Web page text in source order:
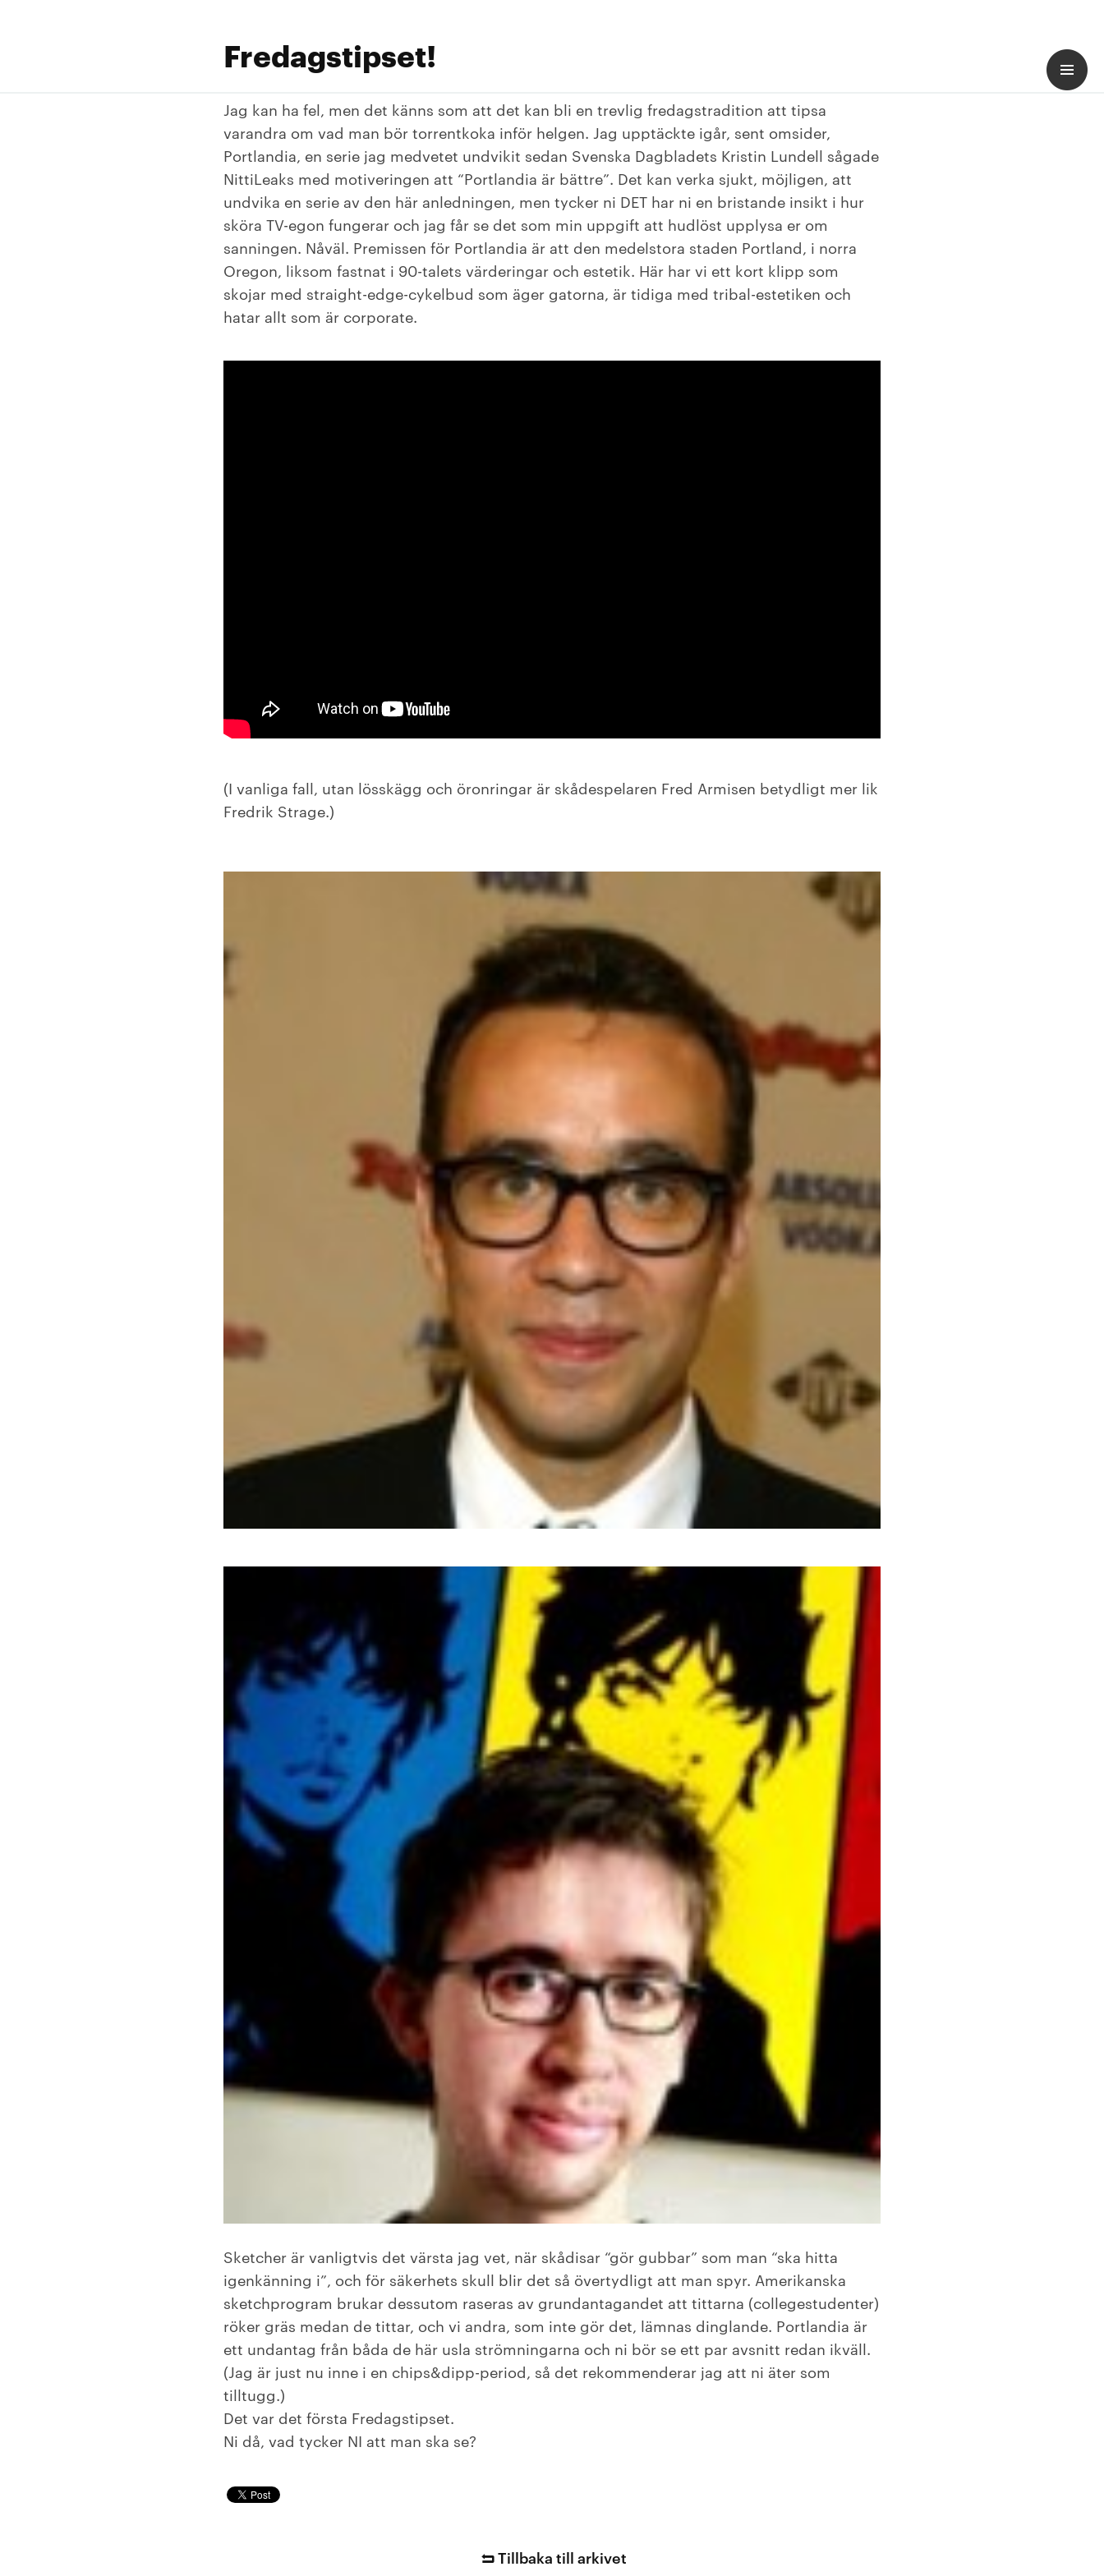
Fredagstipset!
Jag kan ha fel, men det känns som att det kan bli en trevlig fredagstradition att tipsa
varandra om vad man bör torrentkoka inför helgen. Jag upptäckte igår, sent omsider,
Portlandia, en serie jag medvetet undvikit sedan Svenska Dagbladets Kristin Lundell sågade
NittiLeaks med motiveringen att “Portlandia är bättre”. Det kan verka sjukt, möjligen, att
undvika en serie av den här anledningen, men tycker ni DET har ni en bristande insikt i hur
sköra TV-egon fungerar och jag får se det som min uppgift att hudlöst upplysa er om
sanningen. Nåväl. Premissen för Portlandia är att den medelstora staden Portland, i norra
Oregon, liksom fastnat i 90-talets värderingar och estetik. Här har vi ett kort klipp som
skojar med straight-edge-cykelbud som äger gatorna, är tidiga med tribal-estetiken och
hatar allt som är corporate.
(I vanliga fall, utan lösskägg och öronringar är skådespelaren Fred Armisen betydligt mer lik
Fredrik Strage.)
Sketcher är vanligtvis det värsta jag vet, när skådisar “gör gubbar” som man “ska hitta
igenkänning i”, och för säkerhets skull blir det så övertydligt att man spyr. Amerikanska
sketchprogram brukar dessutom raseras av grundantagandet att tittarna (collegestudenter)
röker gräs medan de tittar, och vi andra, som inte gör det, lämnas dinglande. Portlandia är
ett undantag från båda de här usla strömningarna och ni bör se ett par avsnitt redan ikväll.
(Jag är just nu inne i en chips&dipp-period, så det rekommenderar jag att ni äter som
tilltugg.)
Det var det första Fredagstipset.
Ni då, vad tycker NI att man ska se?
Tillbaka till arkivet